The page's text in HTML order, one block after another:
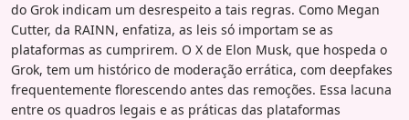
do Grok indicam um desrespeito a tais regras. Como Megan
Cutter, da RAINN, enfatiza, as leis só importam se as
plataformas as cumprirem. O X de Elon Musk, que hospeda o
Grok, tem um histórico de moderação errática, com deepfakes
frequentemente florescendo antes das remoções. Essa lacuna
entre os quadros legais e as práticas das plataformas